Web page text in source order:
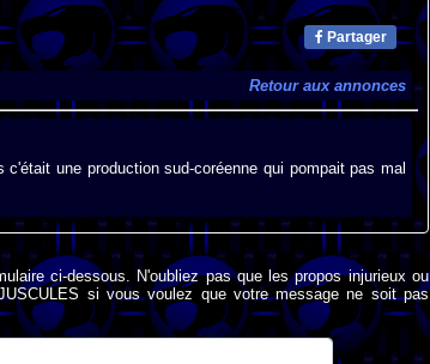
Partager
Retour aux annonces
une production sud-coréenne qui pompait pas mal
ci-dessous. N'oubliez pas que les propos injurieux ou
si vous voulez que votre message ne soit pas